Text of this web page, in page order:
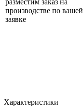
производстве по вашей
заявке
Характеристики